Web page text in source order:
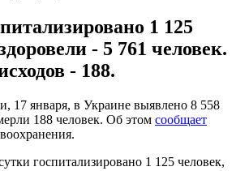
1 125
- 5 761 человек.
- 188.
17 января, в Украине выявлено 8 558
188 человек. Об этом сообщает
госпитализировано 1 125 человек,